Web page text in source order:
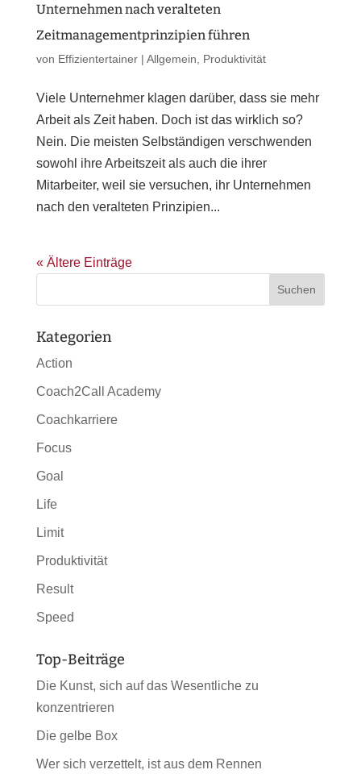
Unternehmen nach veralteten
Zeitmanagementprinzipien führen
von Effizientertainer| Allgemein Produktivität
Viele Unternehmer klagen darüber, dass sie mehr
Arbeit als Zeit haben. Doch ist das wirklich so?
Nein. Die meisten Selbständigen verschwenden
sowohl ihre Arbeitszeit als auch die ihrer
Mitarbeiter, weil sie versuchen, ihr Unternehmen
nach den veralteten Prinzipien...
« Ältere Einträge
Kategorien
Action
Coach2Call Academy
Coachkarriere
Focus
Goal
Life
Limit
Produktivität
Result
Speed
Top-Beiträge
Die Kunst, sich auf das Wesentliche zu
konzentrieren
Die gelbe Box
Wer sich verzettelt, ist aus dem Rennen